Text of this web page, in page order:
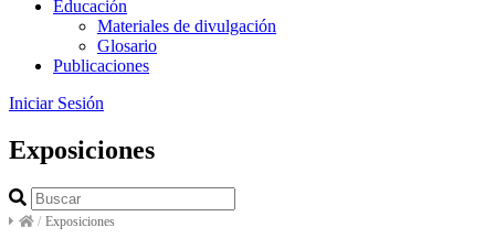
Educación
Materiales de divulgación
Glosario
Publicaciones
Iniciar Sesión
Exposiciones
/ Exposiciones